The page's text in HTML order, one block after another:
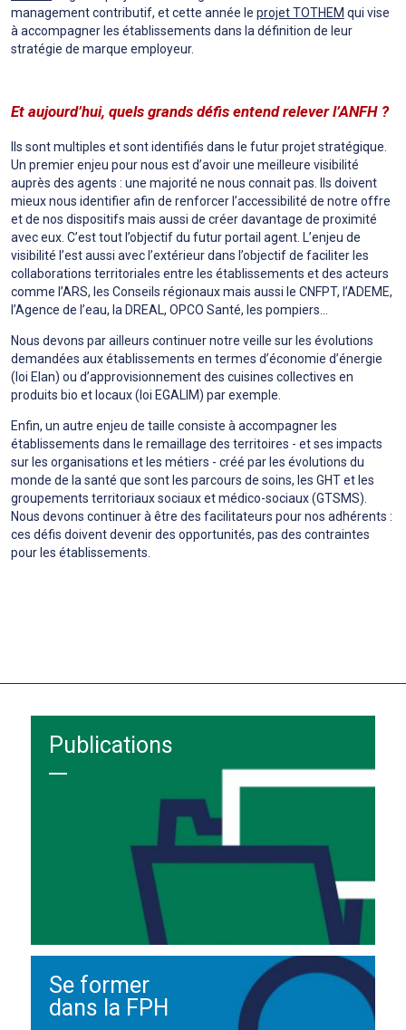
management contributif, et cette année le projet TOTHEM qui vise
à accompagner les établissements dans la définition de leur
stratégie de marque employeur.
Et aujourd’hui, quels grands défis entend relever l’ANFH ?
Ils sont multiples et sont identifiés dans le futur projet stratégique.
Un premier enjeu pour nous est d’avoir une meilleure visibilité
auprès des agents : une majorité ne nous connait pas. Ils doivent
mieux nous identifier afin de renforcer l’accessibilité de notre offre
et de nos dispositifs mais aussi de créer davantage de proximité
avec eux. C’est tout l’objectif du futur portail agent. L’enjeu de
visibilité l’est aussi avec l’extérieur dans l’objectif de faciliter les
collaborations territoriales entre les établissements et des acteurs
comme l’ARS, les Conseils régionaux mais aussi le CNFPT, l’ADEME,
l’Agence de l’eau, la DREAL, OPCO Santé, les pompiers…
Nous devons par ailleurs continuer notre veille sur les évolutions
demandées aux établissements en termes d’économie d’énergie
(loi Elan) ou d’approvisionnement des cuisines collectives en
produits bio et locaux (loi EGALIM) par exemple.
Enfin, un autre enjeu de taille consiste à accompagner les
établissements dans le remaillage des territoires - et ses impacts
sur les organisations et les métiers - créé par les évolutions du
monde de la santé que sont les parcours de soins, les GHT et les
groupements territoriaux sociaux et médico-sociaux (GTSMS).
Nous devons continuer à être des facilitateurs pour nos adhérents :
ces défis doivent devenir des opportunités, pas des contraintes
pour les établissements.
Publications
Se former
dans la FPH